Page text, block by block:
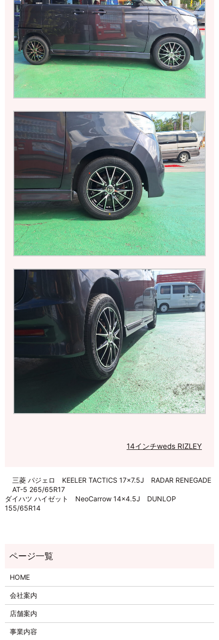
14インチweds RIZLEY
三菱 パジェロ KEELER TACTICS 17×7.5J RADAR RENEGADE
AT-5 265/65R17
ダイハツ ハイゼット NeoCarrow 14×4.5J DUNLOP
155/65R14
HOME
会社案内
店舗案内
事業内容